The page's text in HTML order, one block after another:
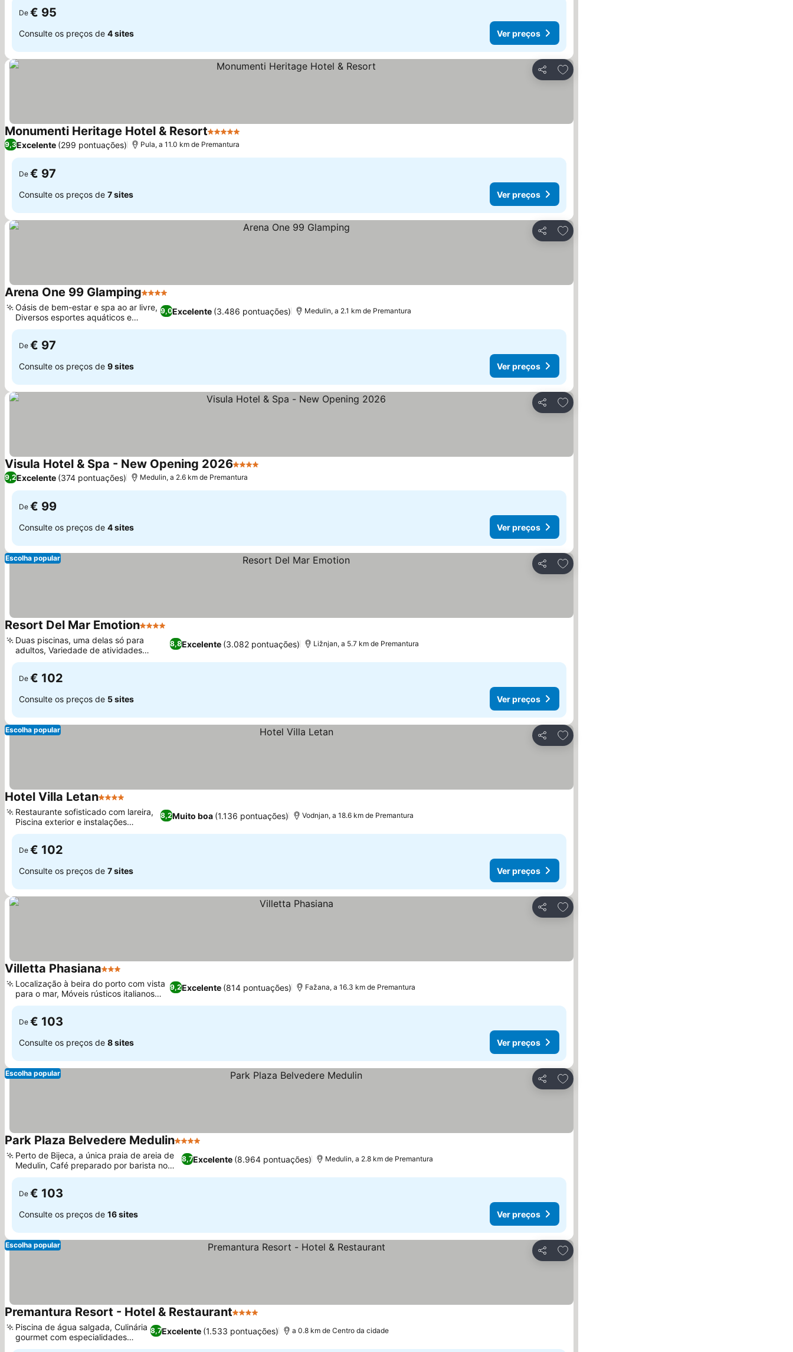
De € 95
Consulte os preços de 4 sites Ver preços
Partilhar
Adicionar aos favoritos
Monumenti Heritage Hotel & Resort5 Estrelas
9,3Excelente (299 pontuações) Pula, a 11.0 km de Premantura
De € 97
Consulte os preços de 7 sites Ver preços
Partilhar
Adicionar aos favoritos
Arena One 99 Glamping4 Estrelas
9,0Excelente (3.486 pontuações)
Oásis de bem-estar e spa ao ar livre,
Diversos esportes aquáticos e
atividades
Medulin, a 2.1 km de Premantura
De € 97
Consulte os preços de 9 sites Ver preços
Partilhar
Adicionar aos favoritos
Visula Hotel & Spa - New Opening 20264 Estrelas
9,2Excelente (374 pontuações) Medulin, a 2.6 km de Premantura
De € 99
Consulte os preços de 4 sites Ver preços
Partilhar
Adicionar aos favoritos
Escolha popular
Resort Del Mar Emotion4 Estrelas
8,8Excelente (3.082 pontuações)
Duas piscinas, uma delas só para
adultos, Variedade de atividades
esportivas no local
Ližnjan, a 5.7 km de Premantura
De € 102
Consulte os preços de 5 sites Ver preços
Partilhar
Adicionar aos favoritos
Escolha popular
Hotel Villa Letan4 Estrelas
8,2Muito boa (1.136 pontuações)
Restaurante sofisticado com lareira,
Piscina exterior e instalações
desportivas
Vodnjan, a 18.6 km de Premantura
De € 102
Consulte os preços de 7 sites Ver preços
Partilhar
Adicionar aos favoritos
Villetta Phasiana3 Estrelas
9,2Excelente (814 pontuações)
Localização à beira do porto com vista
para o mar, Móveis rústicos italianos
antigos
Fažana, a 16.3 km de Premantura
De € 103
Consulte os preços de 8 sites Ver preços
Partilhar
Adicionar aos favoritos
Escolha popular
Park Plaza Belvedere Medulin4 Estrelas
8,7Excelente (8.964 pontuações)
Perto de Bijeca, a única praia de areia de
Medulin, Café preparado por barista no
café da manhã
Medulin, a 2.8 km de Premantura
De € 103
Consulte os preços de 16 sites Ver preços
Partilhar
Adicionar aos favoritos
Escolha popular
Premantura Resort - Hotel & Restaurant4 Estrelas
8,7Excelente (1.533 pontuações)
Piscina de água salgada, Culinária
gourmet com especialidades
locais
a 0.8 km de Centro da cidade